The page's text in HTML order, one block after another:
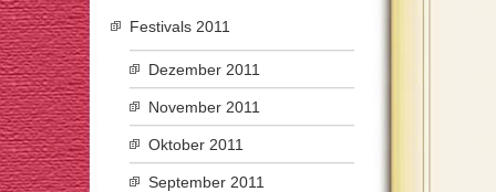
Festivals 2011
Dezember 2011
November 2011
Oktober 2011
September 2011